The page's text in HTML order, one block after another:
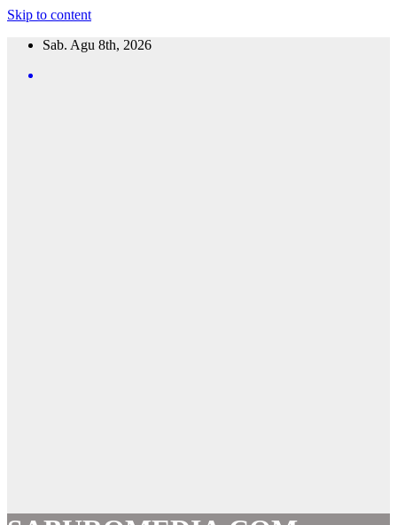
Skip to content
Sab. Agu 8th, 2026